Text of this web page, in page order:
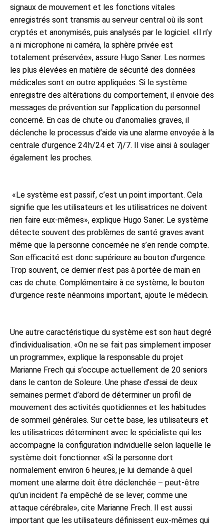
signaux de mouvement et les fonctions vitales
enregistrés sont transmis au serveur central où ils sont
cryptés et anonymisés, puis analysés par le logiciel. «Il n’y
a ni microphone ni caméra, la sphère privée est
totalement préservée», assure Hugo Saner. Les normes
les plus élevées en matière de sécurité des données
médicales sont en outre appliquées. Si le système
enregistre des altérations du comportement, il envoie des
messages de prévention sur l’application du personnel
concerné. En cas de chute ou d’anomalies graves, il
déclenche le processus d’aide via une alarme envoyée à la
centrale d’urgence 24 h/24 et 7j/7. Il vise ainsi à soulager
également les proches.
«Le système est passif, c’est un point important. Cela
signifie que les utilisateurs et les utilisatrices ne doivent
rien faire eux-mêmes», explique Hugo Saner. Le système
détecte souvent des problèmes de santé graves avant
même que la personne concernée ne s’en rende compte.
Son efficacité est donc supérieure au bouton d’urgence.
Trop souvent, ce dernier n’est pas à portée de main en
cas de chute. Complémentaire à ce système, le bouton
d’urgence reste néanmoins important, ajoute le médecin.
Une autre caractéristique du système est son haut degré
d’individualisation. «On ne se fait pas simplement imposer
un programme», explique la responsable du projet
Marianne Frech qui s’occupe actuellement de 20 seniors
dans le canton de Soleure. Une phase d’essai de deux
semaines permet d’abord de déterminer un profil de
mouvement des activités quotidiennes et les habitudes
de sommeil générales. Sur cette base, les utilisateurs et
les utilisatrices déterminent avec le spécialiste qui les
accompagne la configuration individuelle selon laquelle le
système doit fonctionner. «Si la personne dort
normalement environ 6 heures, je lui demande à quel
moment une alarme doit être déclenchée – peut-être
qu’un incident l’a empêché de se lever, comme une
attaque cérébrale», cite Marianne Frech. Il est aussi
important que les utilisateurs définissent eux-mêmes qui